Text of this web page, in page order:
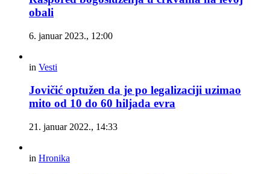
obali
6. januar 2023., 12:00
in Vesti
Jovičić optužen da je po legalizaciji uzimao
mito od 10 do 60 hiljada evra
21. januar 2022., 14:33
in Hronika